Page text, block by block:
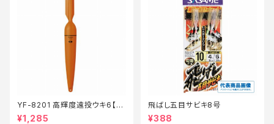
YF-8201 高輝度遠投ウキ6【特
価仕掛】【20】
¥1,285
飛ばし五目サビキ8号
¥388